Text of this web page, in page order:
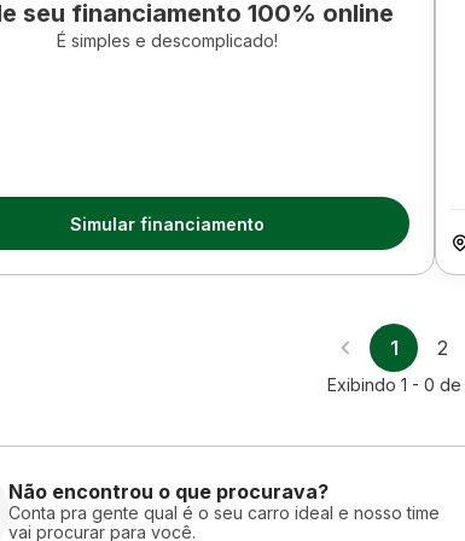
seu financiamento 100% online
É simples e descomplicado!
Simular financiamento
1 2
Exibindo 1 - 0 de
Não encontrou o que procurava?
Conta pra gente qual é o seu carro ideal e nosso time
vai procurar para você.